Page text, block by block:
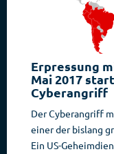
Erpressung
Mai 2017
Cyberangriff
Der Cyberangriff
einer der bislang
Ein US-